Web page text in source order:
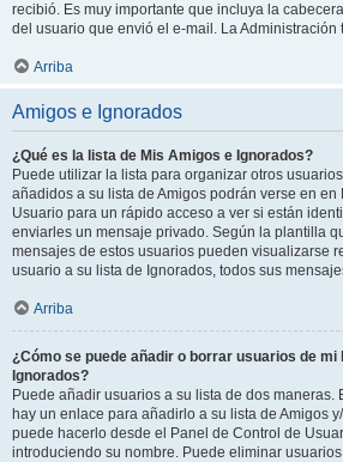
recibió. Es muy importante que incluya la
del usuario que envió el e-mail. La Administración
Arriba
Amigos e Ignorados
¿Qué es la lista de Mis Amigos e Ignorados?
Puede utilizar la lista para organizar otros
añadidos a su lista de Amigos podrán verse en en
Usuario para un rápido acceso a ver si están
enviarles un mensaje privado. Según la plantilla
mensajes de estos usuarios pueden visualizarse
usuario a su lista de Ignorados, todos sus
Arriba
¿Cómo se puede añadir o borrar usuarios de mi
Ignorados?
Puede añadir usuarios a su lista de dos maneras.
hay un enlace para añadirlo a su lista de Amigos
puede hacerlo desde el Panel de Control de
introduciendo su nombre. Puede eliminar